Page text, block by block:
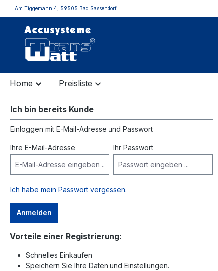
springen
Am Tiggemann 4, 59505 Bad Sassendorf
Home Preisliste
Ich bin bereits Kunde
Einloggen mit E-Mail-Adresse und Passwort
Ihre E-Mail-Adresse Ihr Passwort
Ich habe mein Passwort vergessen.
Anmelden
Vorteile einer Registrierung:
Schnelles Einkaufen
Speichern Sie Ihre Daten und Einstellungen.